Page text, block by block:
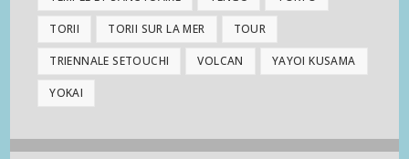
TORII TORII SUR LA MER TOUR
TRIENNALE SETOUCHI VOLCAN YAYOI KUSAMA
YOKAI